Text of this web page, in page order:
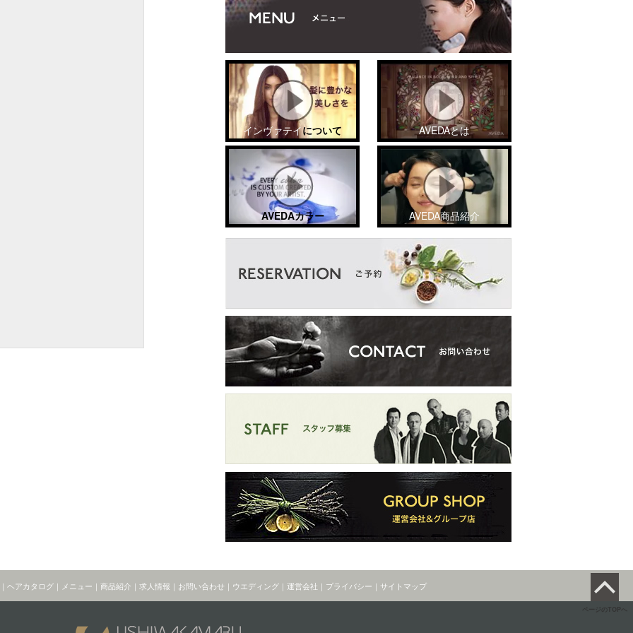
インヴァテイについて AVEDAとは
AVEDAカラー AVEDA商品紹介
｜ ヘアカタログ｜ メニュー ｜ 商品紹介 ｜ 求人情報 ｜ お問い合わせ｜ ウエディング｜ 運営会社 ｜ プライバシー ｜ サイトマップ